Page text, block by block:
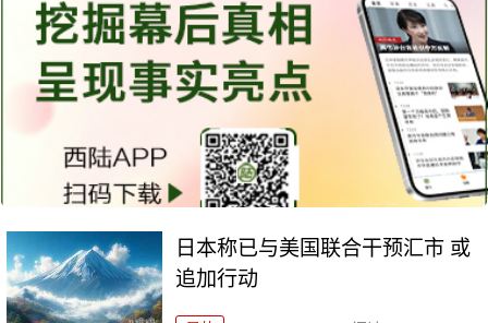
日本称已与美国联合干预汇市 或
追加行动